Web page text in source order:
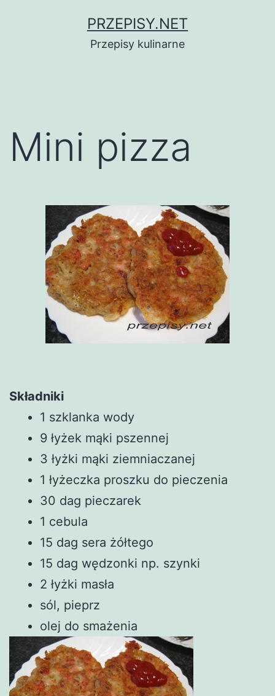
PRZEPISY.NET
Przepisy kulinarne
Mini pizza
Składniki
1 szklanka wody
9 łyżek mąki pszennej
3 łyżki mąki ziemniaczanej
1 łyżeczka proszku do pieczenia
30 dag pieczarek
1 cebula
15 dag sera żółtego
15 dag wędzonki np. szynki
2 łyżki masła
sól, pieprz
olej do smażenia